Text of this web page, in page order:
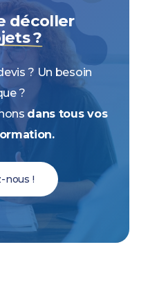
décoller
?
? Un besoin
?
dans tous vos
nous !